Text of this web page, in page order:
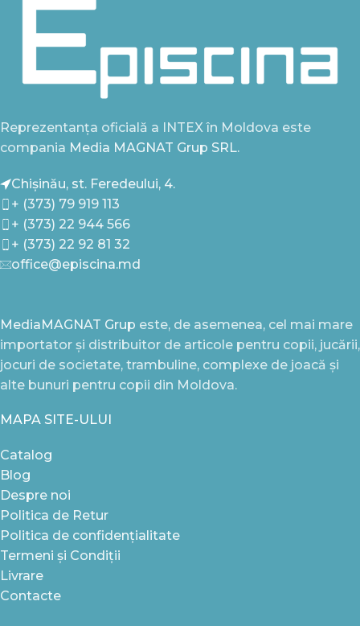
Reprezentanța oficială a INTEX în Moldova este
compania Media MAGNAT Grup SRL.
Chișinău, st. Feredeului, 4.
+ (373) 79 919 113
+ (373) 22 944 566
+ (373) 22 92 81 32
office@episcina.md
MediaMAGNAT Grup este, de asemenea, cel mai mare
importator și distribuitor de articole pentru copii, jucării,
jocuri de societate, trambuline, complexe de joacă și
alte bunuri pentru copii din Moldova.
MAPA SITE-ULUI
Catalog
Blog
Despre noi
Politica de Retur
Politica de confidențialitate
Termeni și Condiții
Livrare
Contacte